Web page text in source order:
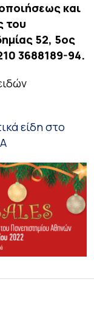
και
του
52, 5ος
3688189-94.
είδη στο